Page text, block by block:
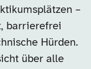
–
barrierefrei
Hürden.
über alle